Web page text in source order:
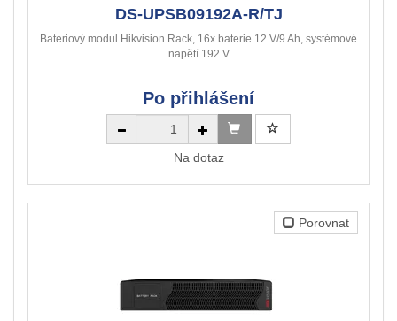
DS-UPSB09192A-R/TJ
Bateriový modul Hikvision Rack, 16x baterie 12 V/9 Ah, systémové
napětí 192 V
Po přihlášení
Na dotaz
Porovnat